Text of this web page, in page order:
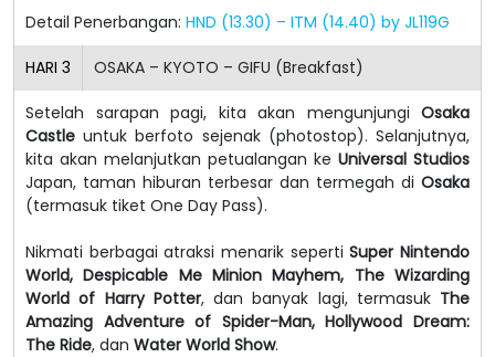
Detail Penerbangan: HND (13.30) – ITM (14.40) by JL119G
HARI 3 OSAKA – KYOTO – GIFU (Breakfast)
Setelah sarapan pagi, kita akan mengunjungi Osaka
Castle untuk berfoto sejenak (photostop). Selanjutnya,
kita akan melanjutkan petualangan ke Universal Studios
Japan, taman hiburan terbesar dan termegah di Osaka
(termasuk tiket One Day Pass).
Nikmati berbagai atraksi menarik seperti Super Nintendo
World, Despicable Me Minion Mayhem, The Wizarding
World of Harry Potter, dan banyak lagi, termasuk The
Amazing Adventure of Spider-Man, Hollywood Dream:
The Ride, dan Water World Show.